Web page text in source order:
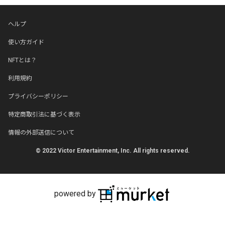
ヘルプ
使い方ガイド
NFTとは？
利用規約
プライバシーポリシー
特定商取引法に基づく表示
情報の外部送信について
© 2022 Victor Entertainment, Inc. All rights reserved.
powered by